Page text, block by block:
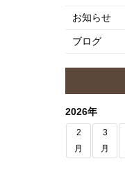
お知らせ
ブログ
2026年
2
月
3
月